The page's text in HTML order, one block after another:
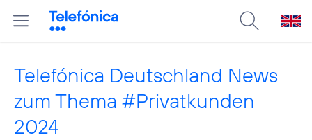
Telefónica Deutschland News
zum Thema #Privatkunden
2024